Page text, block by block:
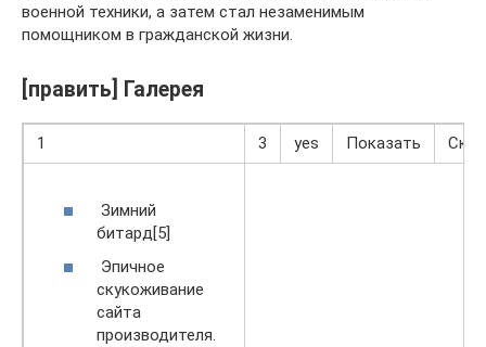
военной техники, а затем стал незаменимым
помощником в гражданской жизни.
[править] Галерея
1 3 yes Показать
Зимний
битард[5]
Эпичное
скукоживание
сайта
производителя.